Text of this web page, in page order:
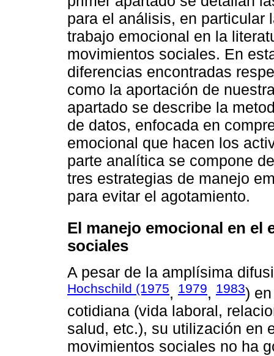
para el análisis, en particular
trabajo emocional en la
movimientos sociales. En
diferencias encontradas
como la aportación de
apartado se describe la
de datos, enfocada en
emocional que hacen los
parte analítica se compone
tres estrategias de manejo
para evitar el agotamiento.
El manejo emocional en el
sociales
A pesar de la amplísima
Hochschild (1975, 1979, 1983)
cotidiana (vida laboral,
salud, etc.), su utilización en
movimientos sociales no ha